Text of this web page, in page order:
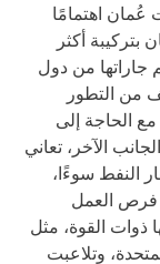
عُمان اهتمامًا
بتركيبة أكثر
جاراتها من دول
من التطور
مع الحاجة إلى
الآخر، تعاني
النفط سوءًا،
فرص العمل
ذوات القوة، مثل
وتلاعبت